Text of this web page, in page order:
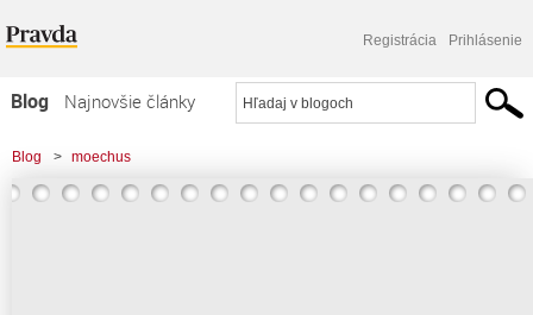
Registrácia Prihlásenie
Blog
Najnovšie články
Najčítanejšie články
Najkomentovanejšie články
Blog > moechus
> Takto navrhnutá konsolidácia verejných financií je cesta k zdravým verejným